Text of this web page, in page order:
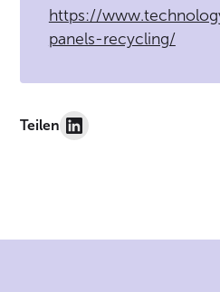
https://
panels-recycling/
Teilen